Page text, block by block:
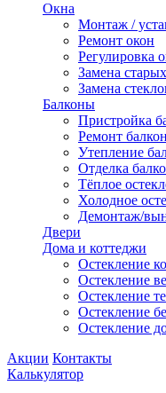
Окна
Монтаж /
Ремонт окон
Регулировка
Замена
Замена
Балконы
Пристройка
Ремонт
Утепление
Отделка
Тёплое
Холодное
Демонтаж/
Двери
Дома и коттеджи
Остекление
Остекление
Остекление
Остекление
Остекление
Акции Контакты
Калькулятор